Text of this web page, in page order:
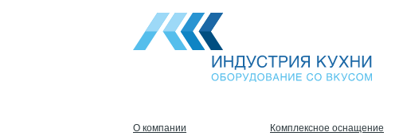
О компании
Комплексное оснащение